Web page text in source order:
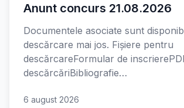
Anunt concurs 21.08.2026
Documentele asociate sunt
descărcare mai jos. Fișiere pentru
descărcareFormular de
descărcăriBibliografie…
6 august 2026